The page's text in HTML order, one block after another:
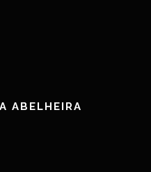
ABELHEIRA